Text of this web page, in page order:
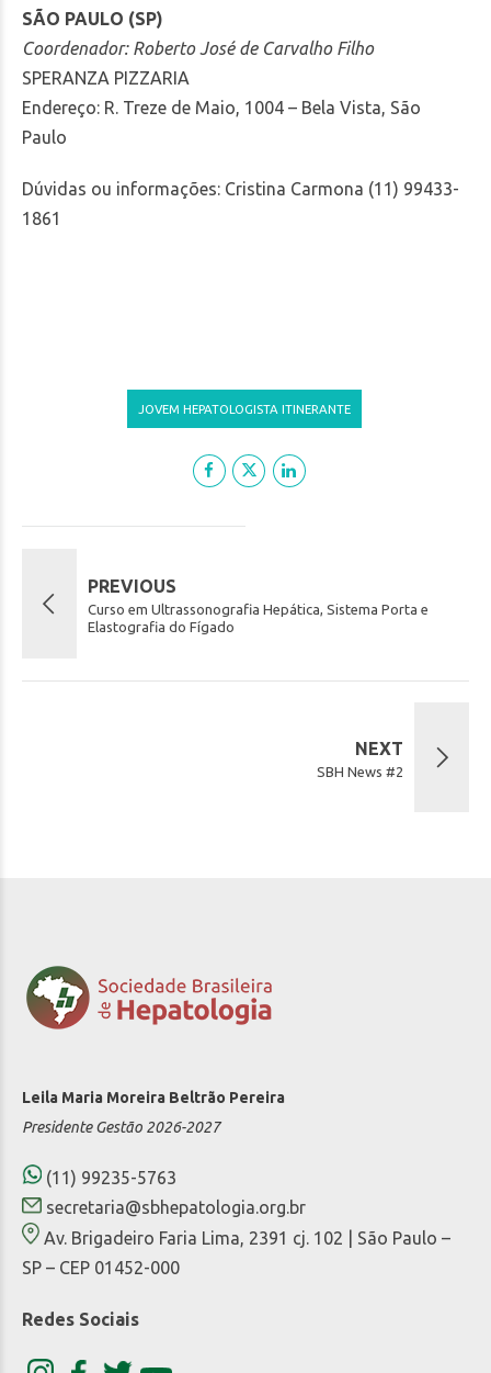
SÃO PAULO (SP)
Coordenador: Roberto José de Carvalho Filho
SPERANZA PIZZARIA
Endereço: R. Treze de Maio, 1004 – Bela Vista, São
Paulo
Dúvidas ou informações: Cristina Carmona (11) 99433-
1861
JOVEM HEPATOLOGISTA ITINERANTE
PREVIOUS
Curso em Ultrassonografia Hepática, Sistema Porta e
Elastografia do Fígado
NEXT
SBH News #2
Leila Maria Moreira Beltrão Pereira
Presidente Gestão 2026-2027
(11) 99235-5763
secretaria@sbhepatologia.org.br
Av. Brigadeiro Faria Lima, 2391 cj. 102 | São Paulo –
SP – CEP 01452-000
Redes Sociais